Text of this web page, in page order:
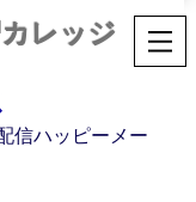
レッジ
信ハッピーメー